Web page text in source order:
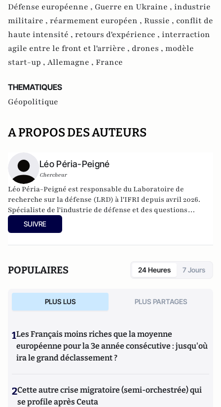
Défense européenne , Guerre en Ukraine , industrie
militaire , réarmement européen , Russie , conflit de
haute intensité , retours d'expérience , interraction
agile entre le front et l'arrière , drones , modèle
start-up , Allemagne , France
THEMATIQUES
Géopolitique
A PROPOS DES AUTEURS
Léo Péria-Peigné
Chercheur
Léo Péria-Peigné est responsable du Laboratoire de
recherche sur la défense (LRD) à l'IFRI depuis avril 2026.
Spécialiste de l'industrie de défense et des questions
stratégiques européennes.
SUIVRE
POPULAIRES 24 Heures 7 Jours
PLUS LUS PLUS PARTAGES
1Les Français moins riches que la moyenne
européenne pour la 3e année consécutive : jusqu'où
ira le grand déclassement ?
2Cette autre crise migratoire (semi-orchestrée) qui
se profile après Ceuta